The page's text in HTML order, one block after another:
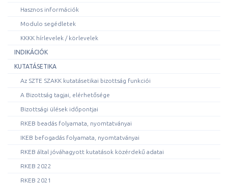
Hasznos információk
Modulo segédletek
KKKK hírlevelek / körlevelek
INDIKÁCIÓK
KUTATÁSETIKA
Az SZTE SZAKK kutatásetikai bizottság funkciói
A Bizottság tagjai, elérhetősége
Bizottsági ülések időpontjai
RKEB beadás folyamata, nyomtatványai
IKEB befogadás folyamata, nyomtatványai
RKEB által jóváhagyott kutatások közérdekű adatai
RKEB 2022
RKEB 2021